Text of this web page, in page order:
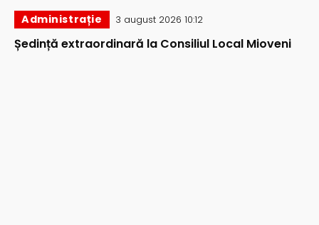
Administrație 3 august 2026 10:12
Ședință extraordinară la Consiliul Local Mioveni